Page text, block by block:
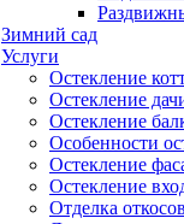
Зимний сад
Услуги
Остекление
Остекление
Остекление
Особенности
Остекление
Остекление
Отделка откосов